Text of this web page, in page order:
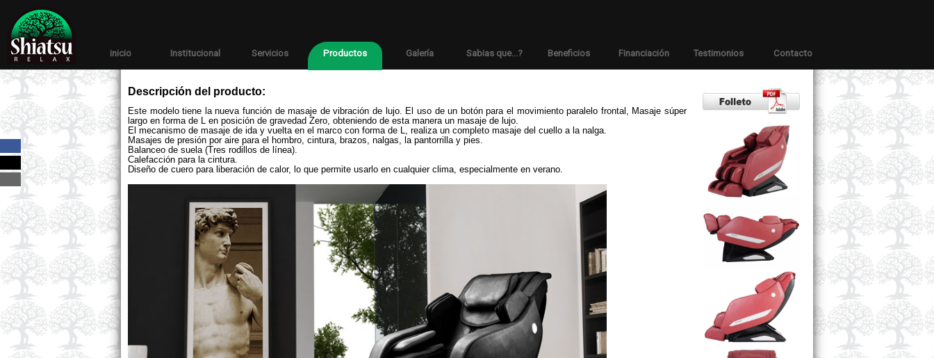
inicio Institucional Servicios Productos Galería Sabias que...? Beneficios Financiación Testimonios Contacto
Descripción del producto:
Este modelo tiene la nueva función de masaje de vibración de lujo. El uso de un botón para el movimiento paralelo frontal, Masaje súper
largo en forma de L en posición de gravedad Zero, obteniendo de esta manera un masaje de lujo.
El mecanismo de masaje de ida y vuelta en el marco con forma de L, realiza un completo masaje del cuello a la nalga.
Masajes de presión por aire para el hombro, cintura, brazos, nalgas, la pantorrilla y pies.
Balanceo de suela (Tres rodillos de línea).
Calefacción para la cintura.
Diseño de cuero para liberación de calor, lo que permite usarlo en cualquier clima, especialmente en verano.